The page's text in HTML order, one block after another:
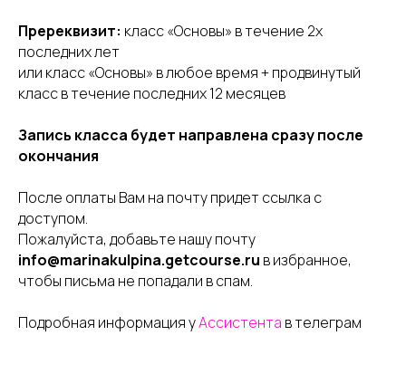
Пререквизит: класс «Основы» в течение 2х
последних лет
или класс «Основы» в любое время + продвинутый
класс в течение последних 12 месяцев
Запись класса будет направлена сразу после
окончания
После оплаты Вам на почту придет ссылка с
доступом.
Пожалуйста, добавьте нашу почту
info@marinakulpina.getcourse.ru в избранное,
чтобы письма не попадали в спам.
Подробная информация уАссистента в телеграм